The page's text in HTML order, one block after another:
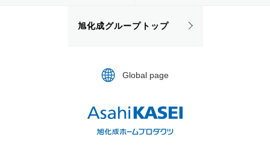
旭化成グループトップ
Global page